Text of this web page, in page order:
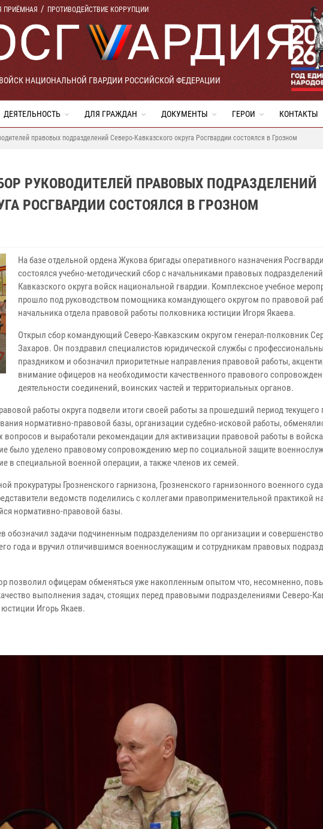
ПРИЁМНАЯ ПРОТИВОДЕЙСТВИЕ КОРРУПЦИИ
НАЦИОНАЛЬНОЙ ГВАРДИИ РОССИЙСКОЙ ФЕДЕРАЦИИ
ДЕЯТЕЛЬНОСТЬ ДЛЯ ГРАЖДАН ДОКУМЕНТЫ ГЕРОИ КОНТАКТЫ
правовых подразделений Северо-Кавказского округа Росгвардии состоялся в Грозном
РУКОВОДИТЕЛЕЙ ПРАВОВЫХ ПОДРАЗДЕЛЕНИЙ
РОСГВАРДИИ СОСТОЯЛСЯ В ГРОЗНОМ
На базе отдельной ордена Жукова бригады оперативного назначения
состоялся учебно-методический сбор с начальниками правовых
Кавказского округа войск национальной гвардии. Комплексное учебное
прошло под руководством помощника командующего округом по правовой
начальника отдела правовой работы полковника юстиции Игоря Якаева.
Открыл сбор командующий Северо-Кавказским округом генерал-полковник
Захаров. Он поздравил специалистов юридической службы с
праздником и обозначил приоритетные направления правовой работы,
внимание офицеров на необходимости качественного правового
деятельности соединений, воинских частей и территориальных органов.
работы округа подвели итоги своей работы за прошедший период текущего
нормативно-правовой базы, организации судебно-исковой работы,
и выработали рекомендации для активизации правовой работы в
было уделено правовому сопровождению мер по социальной защите
в специальной военной операции, а также членов их семей.
прокуратуры Грозненского гарнизона, Грозненского гарнизонного военного
ведомств поделились с коллегами правоприменительной практикой
нормативно-правовой базы.
обозначил задачи подчиненным подразделениям по организации и
года и вручил отличившимся военнослужащим и сотрудникам правовых
позволил офицерам обменяться уже накопленным опытом что, несомненно,
выполнения задач, стоящих перед правовыми подразделениями Северо-
Игорь Якаев.